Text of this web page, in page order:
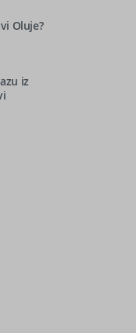
Oluje?
iz